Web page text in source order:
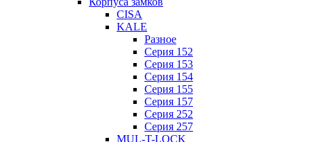
CISA
KALE
Разное
Серия 152
Серия 153
Серия 154
Серия 155
Серия 157
Серия 252
Серия 257
MUL-T-LOCK